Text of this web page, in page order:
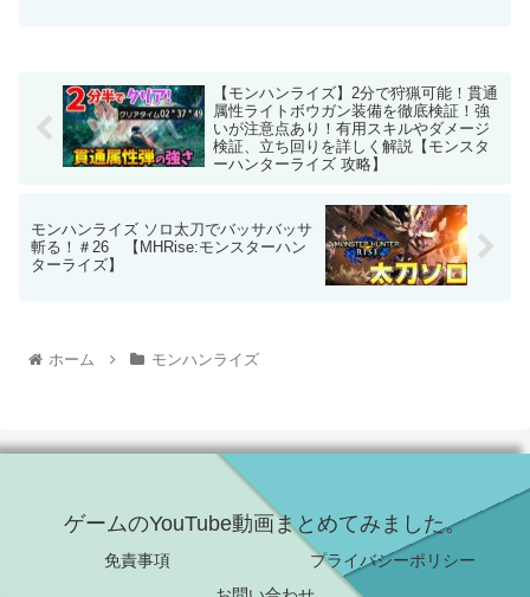
【モンハンライズ】2分で狩猟可能！貫通
属性ライトボウガン装備を徹底検証！強
いが注意点あり！有用スキルやダメージ
検証、立ち回りを詳しく解説【モンスタ
ーハンターライズ 攻略】
モンハンライズ ソロ太刀でバッサバッサ
斬る！＃26 【MHRise:モンスターハン
ターライズ】
ホーム モンハンライズ
ゲームのYouTube動画まとめてみました。
免責事項
プライバシーポリシー